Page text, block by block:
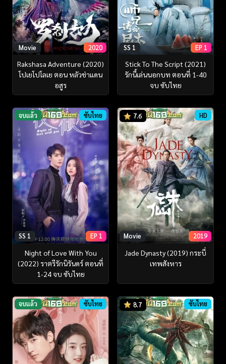
Movie 2020
Rakshasa Adventure (2020)
โปเยโปโลเย ตอน หลัวช่าแดน
อสูร
SS 1 EP 1
Stick To The Script (2021)
รักนี้เล่นนอกบท ตอนที่ 1-40
จบ ซับไทย
จบแล้ว ซับไทย
SS 1 EP 1
Night of Love With You
(2022) ราตรีรักนิรันดร์ ตอนที่
1-24 จบ ซับไทย
7.6 HD
Movie 2019
Jade Dynasty (2019) กระบี่
เทพสังหาร
จบแล้ว ซับไทย 8.7 ซับไทย